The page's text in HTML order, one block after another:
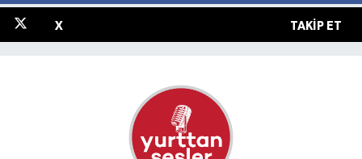
X TAKIP ET